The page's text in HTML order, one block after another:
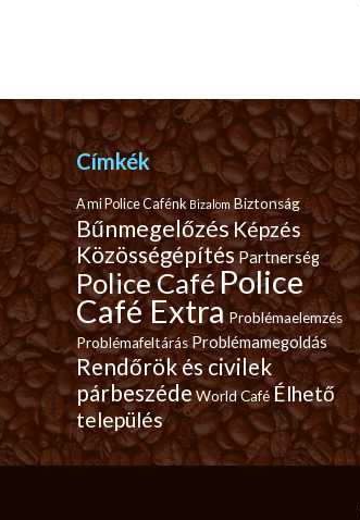
Címkék
A mi Police Cafénk Bizalom Biztonság
BűnmegelőzésKépzés
KözösségépítésPartnerség
Police CaféPolice
Café Extra Problémaelemzés
ProblémafeltárásProblémamegoldás
Rendőrök és civilek
párbeszéde World CaféÉlhető
település